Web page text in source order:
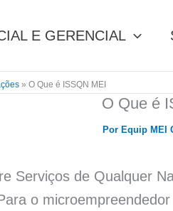
E GERENCIAL
» O Que é ISSQN MEI
O Que é
Por Equip MEI
Serviços de Qualquer
o